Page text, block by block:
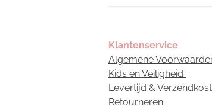
Klantenservice
Algemene
Kids en Veiligheid
Levertijd &
Retourneren